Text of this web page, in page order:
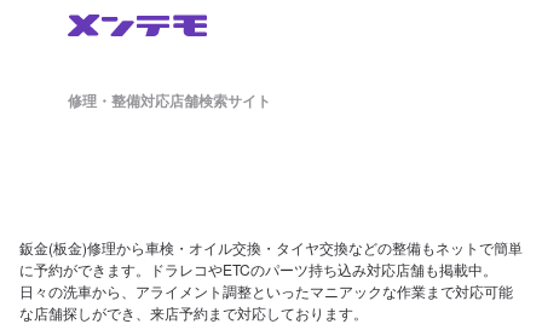
修理・整備対応店舗検索サイト
鈑金(板金)修理から車検・オイル交換・タイヤ交換などの整備もネットで簡単
に予約ができます。ドラレコやETCのパーツ持ち込み対応店舗も掲載中。
日々の洗車から、アライメント調整といったマニアックな作業まで対応可能
な店舗探しができ、来店予約まで対応しております。